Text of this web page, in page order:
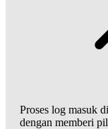
Proses log masuk
dengan memberi